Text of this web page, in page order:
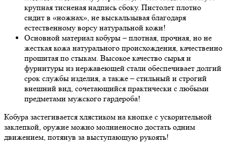
крупная тисненая надпись сбоку. Пистолет плотно
сидит в «ножнах», не выскальзывая благодаря
естественному ворсу натуральной кожи!
Основной материал кобуры – плотная, прочная, но не
жесткая кожа натурального происхождения, качественно
прошитая по стыкам. Высокое качество сырья и
фурнитуры из нержавеющей стали обеспечивает долгий
срок службы изделия, а также – стильный и строгий
внешний вид, сочетающийся практически с любыми
предметами мужского гардероба!
Кобура застегивается хлястиком на кнопке с ускорительной
заклепкой, оружие можно молниеносно достать одним
движением, потянув за выступающую рукоять!